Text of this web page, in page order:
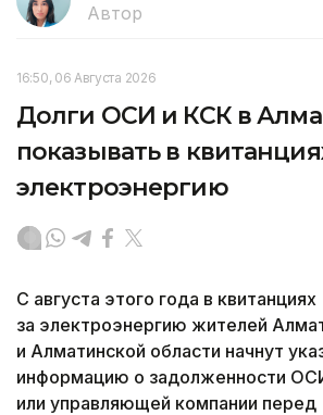
Автор
16:50, 06 Августа 2026
Долги ОСИ и КСК в
показывать в
электроэнергию
С августа этого года в квитанциях
за электроэнергию жителей
и Алматинской области начнут
информацию о задолженности
или управляющей компании перед